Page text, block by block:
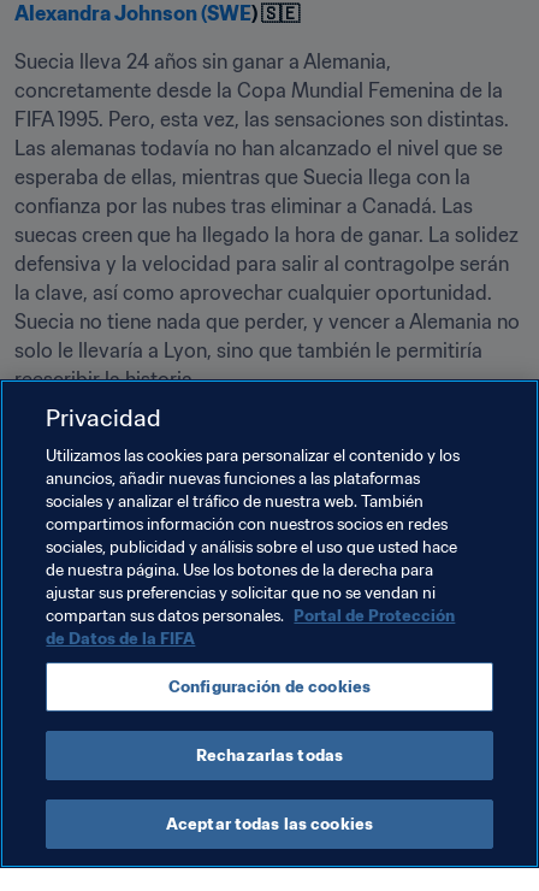
Alexandra Johnson (SWE) 🇸🇪
Suecia lleva 24 años sin ganar a Alemania,
concretamente desde la Copa Mundial Femenina de la
FIFA 1995. Pero, esta vez, las sensaciones son distintas.
Las alemanas todavía no han alcanzado el nivel que se
esperaba de ellas, mientras que Suecia llega con la
confianza por las nubes tras eliminar a Canadá. Las
suecas creen que ha llegado la hora de ganar. La solidez
defensiva y la velocidad para salir al contragolpe serán
la clave, así como aprovechar cualquier oportunidad.
Suecia no tiene nada que perder, y vencer a Alemania no
solo le llevaría a Lyon, sino que también le permitiría
reescribir la historia.
Los aficionados que quieran asistir a la Copa Mundial
Femenina de la FIFA 2019 todavía pueden adquirir
entradas enwww.fifa.com/tickets, así como en las
taquillas de los estadios, para los partidos restantes en
los que aún quedan boletos disponibles para el público
general.
Sigue la Copa Mundial Femenina de la FIFA™
Facebook | Instagram
Privacidad
Utilizamos las cookies para personalizar el contenido y los
anuncios, añadir nuevas funciones a las plataformas
sociales y analizar el tráfico de nuestra web. También
compartimos información con nuestros socios en redes
sociales, publicidad y análisis sobre el uso que usted hace
de nuestra página. Use los botones de la derecha para
ajustar sus preferencias y solicitar que no se vendan ni
compartan sus datos personales. Portal de Protección
de Datos de la FIFA
Configuración de cookies
Rechazarlas todas
Aceptar todas las cookies